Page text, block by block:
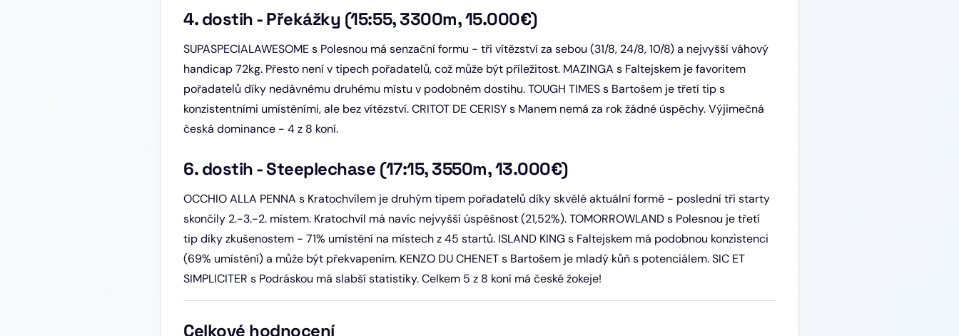
4. dostih - Překážky (15:55, 3300m, 15.000€)
SUPASPECIALAWESOME s Polesnou má senzační formu - tři vítězství za sebou (31/8, 24/8, 10/8) a nejvyšší váhový
handicap 72kg. Přesto není v tipech pořadatelů, což může být příležitost. MAZINGA s Faltejskem je favoritem
pořadatelů díky nedávnému druhému místu v podobném dostihu. TOUGH TIMES s Bartošem je třetí tip s
konzistentními umístěními, ale bez vítězství. CRITOT DE CERISY s Manem nemá za rok žádné úspěchy. Výjimečná
česká dominance - 4 z 8 koní.
6. dostih - Steeplechase (17:15, 3550m, 13.000€)
OCCHIO ALLA PENNA s Kratochvílem je druhým tipem pořadatelů díky skvělé aktuální formě - poslední tři starty
skončily 2.-3.-2. místem. Kratochvíl má navíc nejvyšší úspěšnost (21,52%). TOMORROWLAND s Polesnou je třetí
tip díky zkušenostem - 71% umístění na místech z 45 startů. ISLAND KING s Faltejskem má podobnou konzistenci
(69% umístění) a může být překvapením. KENZO DU CHENET s Bartošem je mladý kůň s potenciálem. SIC ET
SIMPLICITER s Podráskou má slabší statistiky. Celkem 5 z 8 koní má české žokeje!
Celkové hodnocení